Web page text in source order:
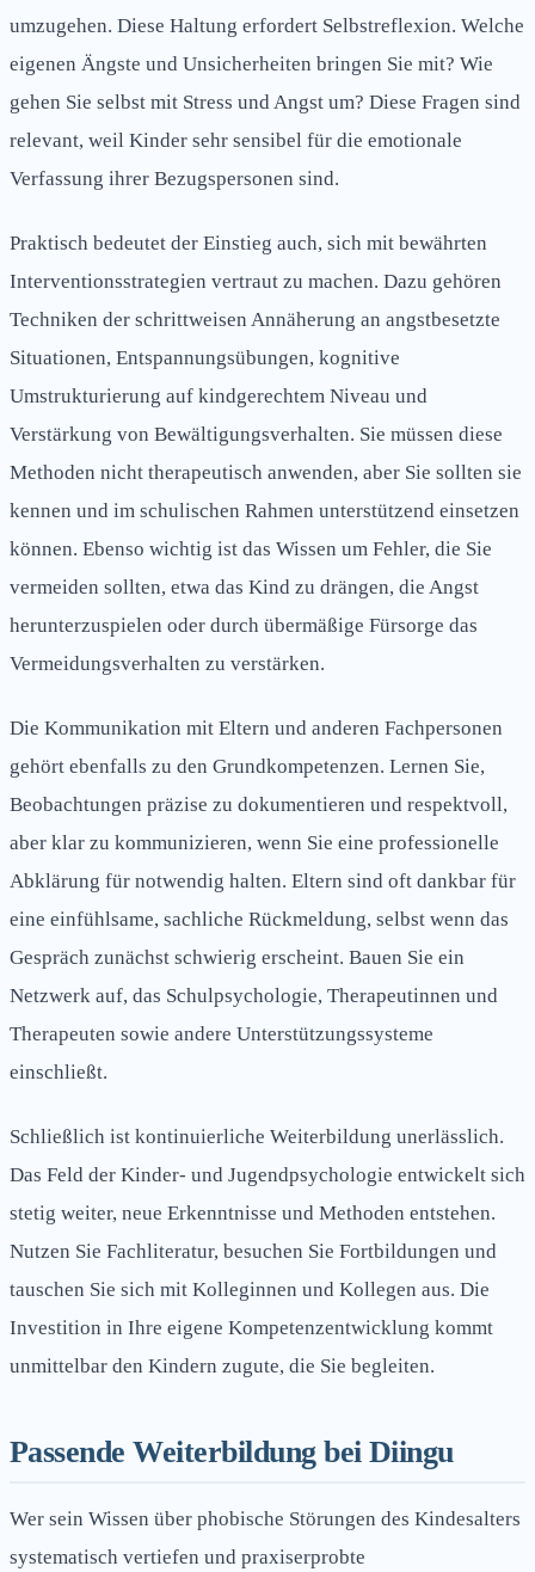
umzugehen. Diese Haltung erfordert Selbstreflexion. Welche
eigenen Ängste und Unsicherheiten bringen Sie mit? Wie
gehen Sie selbst mit Stress und Angst um? Diese Fragen sind
relevant, weil Kinder sehr sensibel für die emotionale
Verfassung ihrer Bezugspersonen sind.
Praktisch bedeutet der Einstieg auch, sich mit bewährten
Interventionsstrategien vertraut zu machen. Dazu gehören
Techniken der schrittweisen Annäherung an angstbesetzte
Situationen, Entspannungsübungen, kognitive
Umstrukturierung auf kindgerechtem Niveau und
Verstärkung von Bewältigungsverhalten. Sie müssen diese
Methoden nicht therapeutisch anwenden, aber Sie sollten sie
kennen und im schulischen Rahmen unterstützend einsetzen
können. Ebenso wichtig ist das Wissen um Fehler, die Sie
vermeiden sollten, etwa das Kind zu drängen, die Angst
herunterzuspielen oder durch übermäßige Fürsorge das
Vermeidungsverhalten zu verstärken.
Die Kommunikation mit Eltern und anderen Fachpersonen
gehört ebenfalls zu den Grundkompetenzen. Lernen Sie,
Beobachtungen präzise zu dokumentieren und respektvoll,
aber klar zu kommunizieren, wenn Sie eine professionelle
Abklärung für notwendig halten. Eltern sind oft dankbar für
eine einfühlsame, sachliche Rückmeldung, selbst wenn das
Gespräch zunächst schwierig erscheint. Bauen Sie ein
Netzwerk auf, das Schulpsychologie, Therapeutinnen und
Therapeuten sowie andere Unterstützungssysteme
einschließt.
Schließlich ist kontinuierliche Weiterbildung unerlässlich.
Das Feld der Kinder- und Jugendpsychologie entwickelt sich
stetig weiter, neue Erkenntnisse und Methoden entstehen.
Nutzen Sie Fachliteratur, besuchen Sie Fortbildungen und
tauschen Sie sich mit Kolleginnen und Kollegen aus. Die
Investition in Ihre eigene Kompetenzentwicklung kommt
unmittelbar den Kindern zugute, die Sie begleiten.
Passende Weiterbildung bei Diingu
Wer sein Wissen über phobische Störungen des Kindesalters
systematisch vertiefen und praxiserprobte